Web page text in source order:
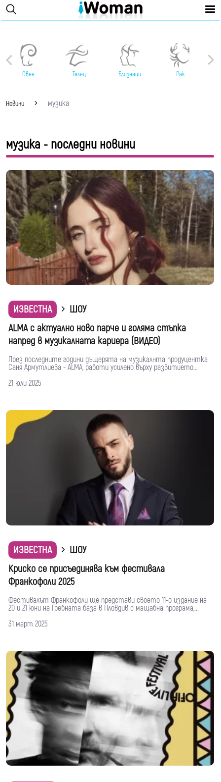
Овен Телец Близнаци Рак
Новини музика
музика - последни новини
ИЗВЕСТНА
ШОУ
ALMA с актуално ново парче и голяма стъпка
напред в музикалната кариера (ВИДЕО)
През последните години дъщерята на музикалнта продуцентка
Саня Армутлиева - ALMA, работи усилено върху развитието...
21 юли 2025
ИЗВЕСТНА
ШОУ
Криско се присъединява към фестивала
Франкофоли 2025
Фестивалът Франкофоли ще представи своето 11-о издание на
20 и 21 юни на Гребната база в Пловдив с мащабна програма,...
31 март 2025